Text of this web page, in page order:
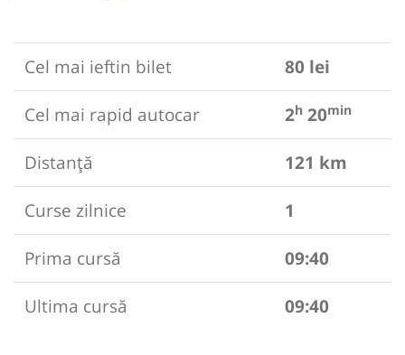
Cel mai ieftin bilet
80 lei
Cel mai rapid autocar
2h 20min
Distanță
121 km
Curse zilnice
1
Prima cursă
09:40
Ultima cursă
09:40